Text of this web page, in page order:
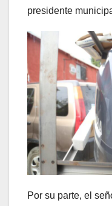
presidente
Por su parte, el